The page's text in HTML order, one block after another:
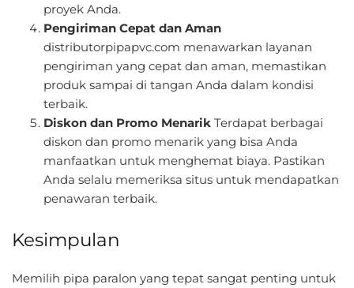
proyek Anda.
Pengiriman Cepat dan Aman
distributorpipapvc.com menawarkan layanan
pengiriman yang cepat dan aman, memastikan
produk sampai di tangan Anda dalam kondisi
terbaik.
Diskon dan Promo Menarik Terdapat berbagai
diskon dan promo menarik yang bisa Anda
manfaatkan untuk menghemat biaya. Pastikan
Anda selalu memeriksa situs untuk mendapatkan
penawaran terbaik.
Kesimpulan
Memilih pipa paralon yang tepat sangat penting untuk